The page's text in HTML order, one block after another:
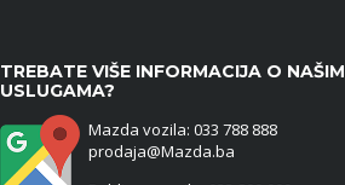
TREBATE VIŠE INFORMACIJA O NAŠIM
USLUGAMA?
Mazda vozila: 033 788 888
prodaja@Mazda.ba